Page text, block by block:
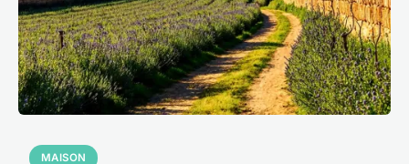
MAISON